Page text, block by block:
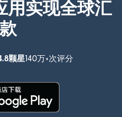
用实现全球汇
款
颗星140万+次评分